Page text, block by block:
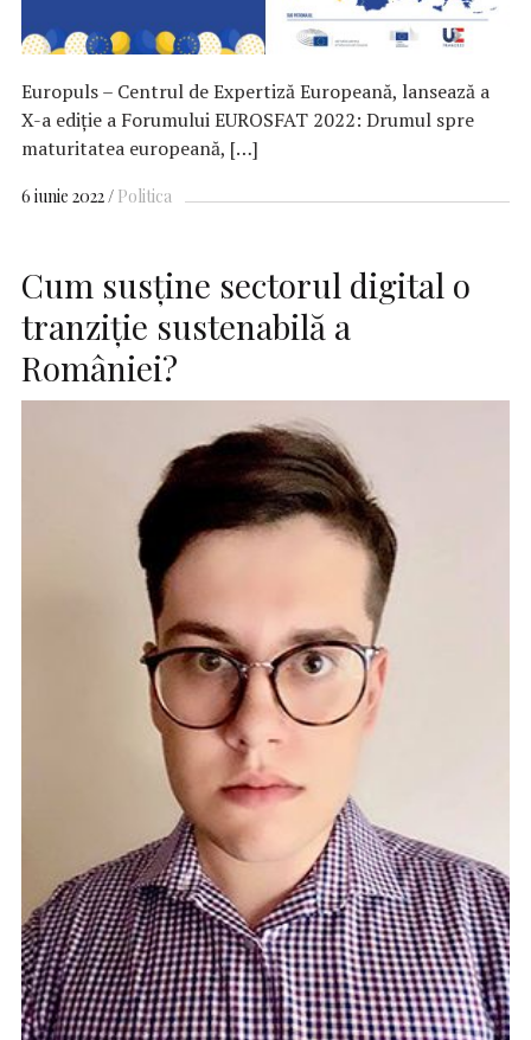
Europuls – Centrul de Expertiză Europeană, lansează a
X-a ediție a Forumului EUROSFAT 2022: Drumul spre
maturitatea europeană, […]
6 iunie 2022 Politica
Cum susține sectorul digital o
tranziție sustenabilă a
României?